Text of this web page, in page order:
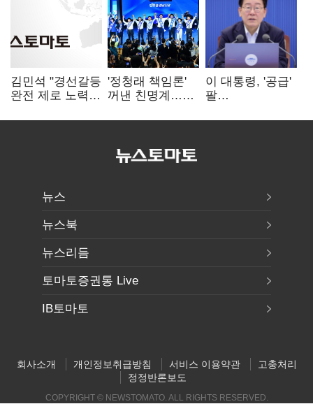
김민석 "경선갈등
완전 제로 노력
"반명 공세
'정청래 책임론'
꺼낸 친명계…
추가투표 때리기
이 대통령, '공급'
팔
여 내부선
뉴스
뉴스북
뉴스리듬
토마토증권통 Live
IB토마토
회사소개 개인정보취급방침 서비스 이용약관
고충처리
정정반론보도
COPYRIGHT © NEWSTOMATO. ALL RIGHTS RESERVED.